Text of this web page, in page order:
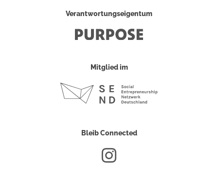
Verantwortungseigentum
Mitglied im
Bleib Connected